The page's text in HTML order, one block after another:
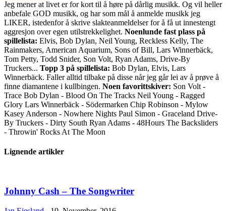
Jeg mener at livet er for kort til å høre på dårlig musikk. Og vil heller
anbefale GOD musikk, og har som mål å anmelde musikk jeg
LIKER, istedenfor å skrive slakteanmeldelser for å få ut innestengt
aggresjon over egen utilstrekkelighet. Noenlunde fast plass på
spillelista: Elvis, Bob Dylan, Neil Young, Reckless Kelly, The
Rainmakers, American Aquarium, Sons of Bill, Lars Winnerbäck,
Tom Petty, Todd Snider, Son Volt, Ryan Adams, Drive-By
Truckers... Topp 3 på spillelista: Bob Dylan, Elvis, Lars
Winnerbäck. Faller alltid tilbake på disse når jeg går lei av å prøve å
finne diamantene i kullbingen. Noen favorittskiver: Son Volt -
Trace Bob Dylan - Blood On The Tracks Neil Young - Ragged
Glory Lars Winnerbäck - Södermarken Chip Robinson - Mylow
Kasey Anderson - Nowhere Nights Paul Simon - Graceland Drive-
By Truckers - Dirty South Ryan Adams - 48Hours The Backsliders
- Throwin' Rocks At The Moon
Lignende artikler
Johnny Cash – The Songwriter